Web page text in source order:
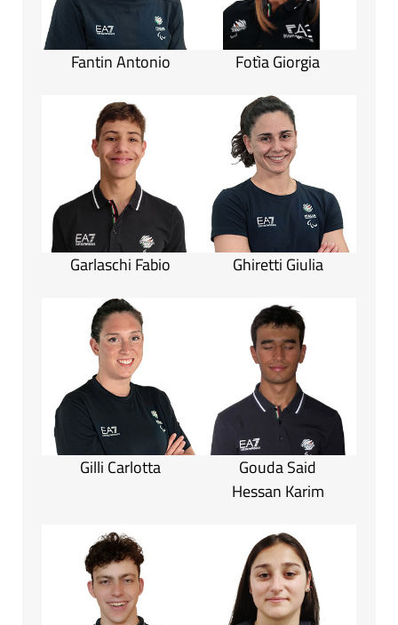
Fantin Antonio Fotìa Giorgia
Garlaschi Fabio Ghiretti Giulia
Gilli Carlotta
Gouda Said
Hessan Karim